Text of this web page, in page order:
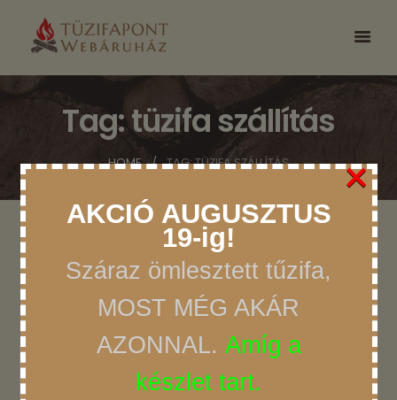
Tag: tüzifa szállítás
HOME TAG: TÜZIFA SZÁLLÍTÁS
A TÜZIFA.HU TELJES BEMUTATÁSA – TERMÉKEK,
SZOLGÁLTATÁSOK ÉS RENDELÉSI LEHETŐSÉGEK
AKCIÓ AUGUSZTUS
19-ig!
Száraz ömlesztett tűzifa,
MOST MÉG AKÁR
AZONNAL. Amíg a
készlet tart.
×